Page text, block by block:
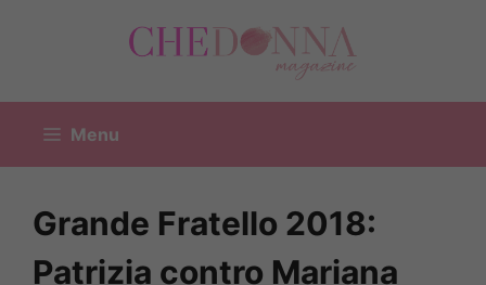
Menu
Grande Fratello 2018:
Patrizia contro Mariana